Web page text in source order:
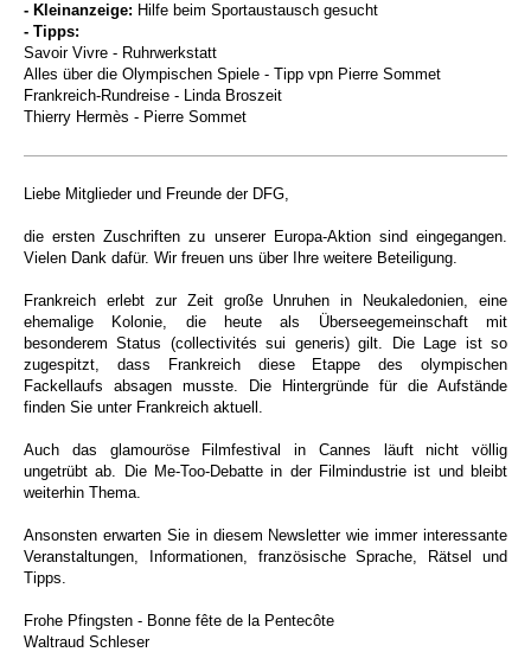
- Kleinanzeige: Hilfe beim Sportaustausch gesucht
- Tipps:
Savoir Vivre - Ruhrwerkstatt
Alles über die Olympischen Spiele - Tipp vpn Pierre Sommet
Frankreich-Rundreise - Linda Broszeit
Thierry Hermès - Pierre Sommet
Liebe Mitglieder und Freunde der DFG,
die ersten Zuschriften zu unserer Europa-Aktion sind eingegangen.
Vielen Dank dafür. Wir freuen uns über Ihre weitere Beteiligung.
Frankreich erlebt zur Zeit große Unruhen in Neukaledonien, eine
ehemalige Kolonie, die heute als Überseegemeinschaft mit
besonderem Status (collectivités sui generis) gilt. Die Lage ist so
zugespitzt, dass Frankreich diese Etappe des olympischen
Fackellaufs absagen musste. Die Hintergründe für die Aufstände
finden Sie unter Frankreich aktuell.
Auch das glamouröse Filmfestival in Cannes läuft nicht völlig
ungetrübt ab. Die Me-Too-Debatte in der Filmindustrie ist und bleibt
weiterhin Thema.
Ansonsten erwarten Sie in diesem Newsletter wie immer interessante
Veranstaltungen, Informationen, französische Sprache, Rätsel und
Tipps.
Frohe Pfingsten - Bonne fête de la Pentecôte
Waltraud Schleser